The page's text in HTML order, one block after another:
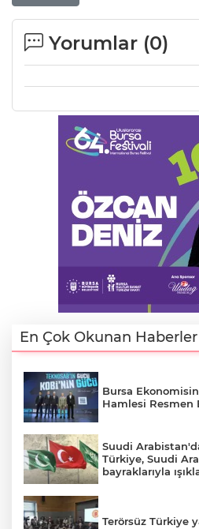
Yorumlar (0)
En Çok Okunan Haberler
Bursa
Hamlesi Resmen
Suudi
Türkiye, Suudi
bayraklarıyla
Terörsüz Türkiye